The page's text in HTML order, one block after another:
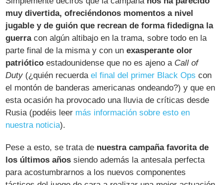
muy divertida, ofreciéndonos momentos a nivel
jugable y de guión que recrean de forma fidedigna la
guerracon algún altibajo en la trama, sobre todo en la
parte final de la misma y con unexasperante olor
patriótico estadounidense que no es ajeno a Call of
Duty (¿quién recuerdael final del primer Black Ops con
el montón de banderas americanas ondeando?) y que en
esta ocasión ha provocado una lluvia de críticas desde
Rusia (podéis leer más información sobre esto en
nuestra noticia).
Pese a esto, se trata de nuestra campaña favorita de
los últimos años siendo además la antesala perfecta
para acostumbrarnos a los nuevos componentes